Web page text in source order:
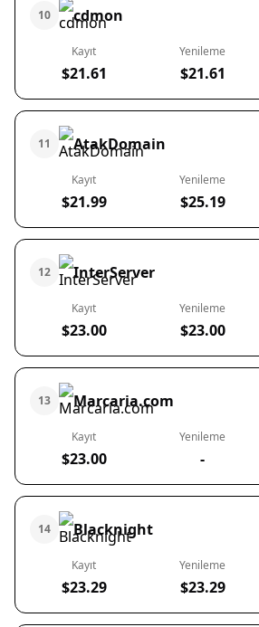
10 cdmon
Kayıt
$21.61
Yenileme
$21.61
11 AtakDomain
Kayıt
$21.99
Yenileme
$25.19
12 InterServer
Kayıt
$23.00
Yenileme
$23.00
13 Marcaria.com
Kayıt
$23.00
Yenileme
-
14 Blacknight
Kayıt
$23.29
Yenileme
$23.29